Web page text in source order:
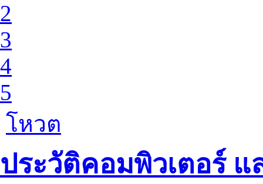
2
3
4
5
โหวต
ประวัติคอมพิวเตอร์